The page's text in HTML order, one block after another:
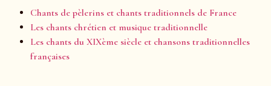
Chants de pèlerins et chants traditionnels de France
Les chants chrétien et musique traditionnelle
Les chants du XIXème siècle et chansons traditionnelles
françaises